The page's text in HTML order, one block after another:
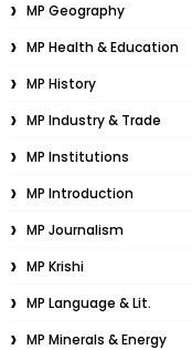
MP Geography
MP Health & Education
MP History
MP Industry & Trade
MP Institutions
MP Introduction
MP Journalism
MP Krishi
MP Language & Lit.
MP Minerals & Energy